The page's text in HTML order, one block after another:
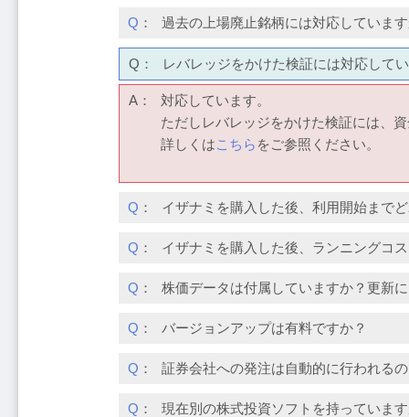
Q ： 過去の上場廃止銘柄には対応していま
Q： レバレッジをかけた検証には対応して
A：
対応しています。
ただしレバレッジをかけた検証には、
詳しくはこちら をご参照ください。
Q ： イザナミを購入した後、利用開始まで
Q ： イザナミを購入した後、ランニングコ
Q ： 株価データは付属していますか？更新
Q ： バージョンアップは有料ですか？
Q ： 証券会社への発注は自動的に行われる
Q ：
現在別の株式投資ソフトを持っていま